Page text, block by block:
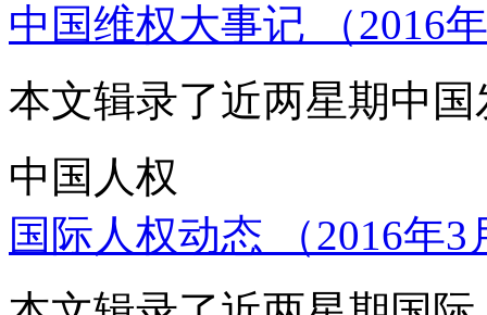
中国维权大事记 （2016
本文辑录了近两星期中
中国人权
国际人权动态 （2016年